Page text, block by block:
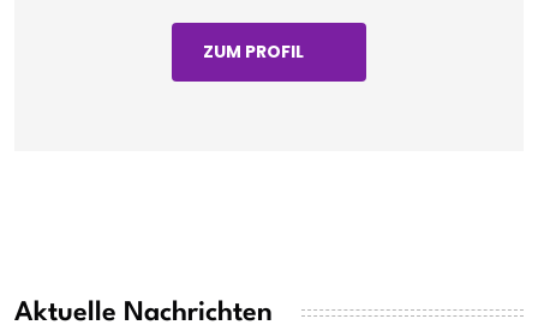
ZUM PROFIL
Aktuelle Nachrichten